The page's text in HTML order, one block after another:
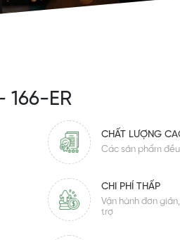
166-ER
CHẤT LƯỢNG
Các sản phẩm
CHI PHÍ THẤP
Vận hành đơn
trợ